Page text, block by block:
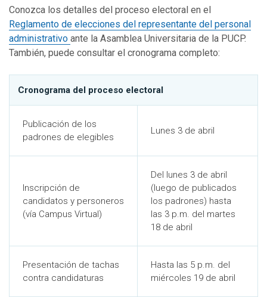
Conozca los detalles del proceso electoral en el
Reglamento de elecciones del representante del personal
administrativo ante la Asamblea Universitaria de la PUCP.
También, puede consultar el cronograma completo:
Cronograma del proceso electoral
Publicación de los
padrones de elegibles
Lunes 3 de abril
Inscripción de
candidatos y personeros
(vía Campus Virtual)
Del lunes 3 de abril
(luego de publicados
los padrones) hasta
las 3 p.m. del martes
18 de abril
Presentación de tachas
contra candidaturas
Hasta las 5 p.m. del
miércoles 19 de abril